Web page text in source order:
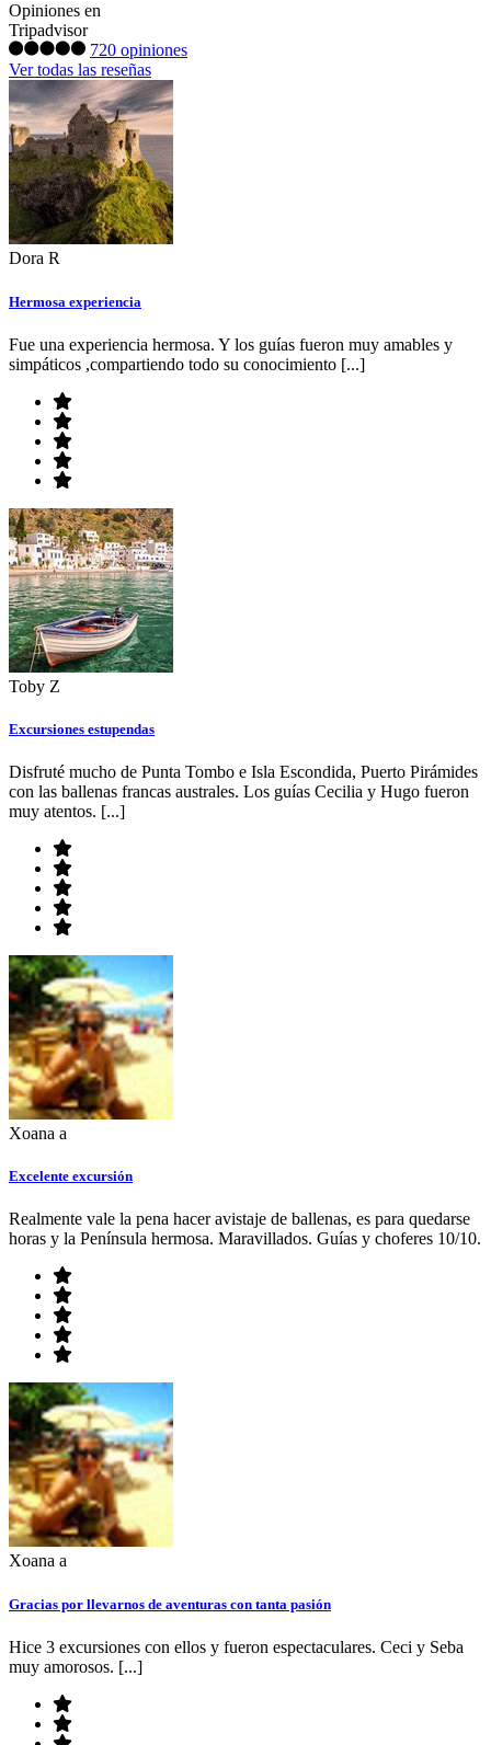
Opiniones en
Tripadvisor
720 opiniones
Ver todas las reseñas
Dora R
Hermosa experiencia
Fue una experiencia hermosa. Y los guías fueron muy amables y
simpáticos ,compartiendo todo su conocimiento [...]
Toby Z
Excursiones estupendas
Disfruté mucho de Punta Tombo e Isla Escondida, Puerto Pirámides
con las ballenas francas australes. Los guías Cecilia y Hugo fueron
muy atentos. [...]
Xoana a
Excelente excursión
Realmente vale la pena hacer avistaje de ballenas, es para quedarse
horas y la Península hermosa. Maravillados. Guías y choferes 10/10.
Xoana a
Gracias por llevarnos de aventuras con tanta pasión
Hice 3 excursiones con ellos y fueron espectaculares. Ceci y Seba
muy amorosos. [...]